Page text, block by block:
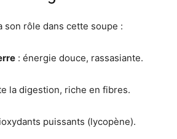
son rôle dans cette soupe :
: énergie douce, rassasiante.
la digestion, riche en fibres.
puissants (lycopène).